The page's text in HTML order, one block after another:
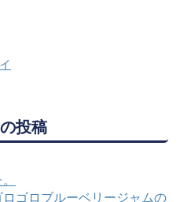
投稿
ロゴロブルーベリージャムの